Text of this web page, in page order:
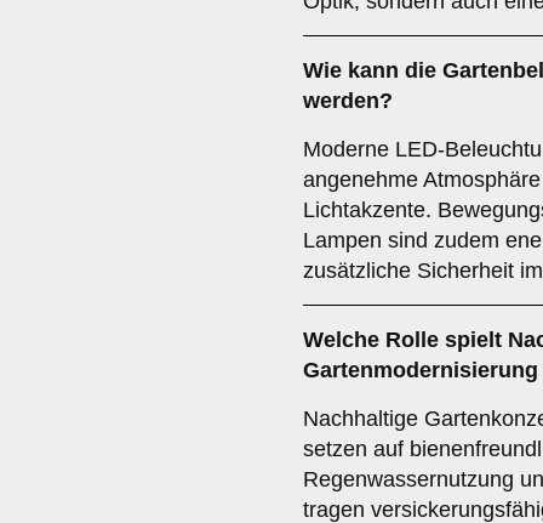
Wie kann die
werden?
Moderne LED-
angenehme
Lichtakzente.
Lampen sind zudem
zusätzliche Sicherheit
Welche Rolle spielt
Nachhaltige
setzen auf
Regenwassernutzung
tragen